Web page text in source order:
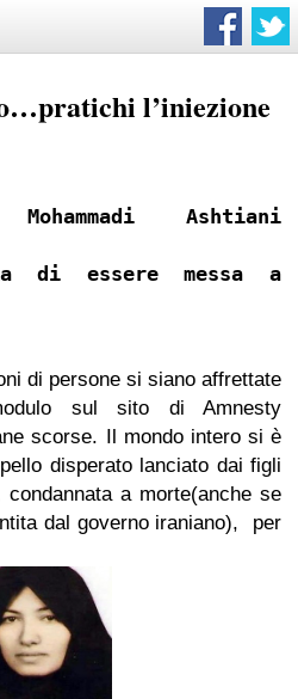
l’iniezione
Ashtiani
di essere messa a
di persone si siano affrettate
sul sito di Amnesty
scorse. Il mondo intero si è
disperato lanciato dai figli
a morte(anche se
dal governo iraniano), per